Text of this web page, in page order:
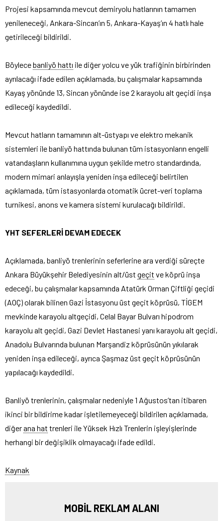
Projesi kapsamında mevcut demiryolu hatlarının tamamen
yenileneceği, Ankara-Sincan’ın 5, Ankara-Kayaş’ın 4 hatlı hale
getirileceği bildirildi.
Böylecebanliyö hattı ile diğer yolcu ve yük trafiğinin birbirinden
ayrılacağı ifade edilen açıklamada, bu çalışmalar kapsamında
Kayaş yönünde 13, Sincan yönünde ise 2 karayolu alt geçidi inşa
edileceği kaydedildi.
Mevcut hatların tamamının alt-üstyapı ve elektro mekanik
sistemleri ile banliyö hattında bulunan tüm istasyonların engelli
vatandaşların kullanımına uygun şekilde metro standardında,
modern mimari anlayışla yeniden inşa edileceği belirtilen
açıklamada, tüm istasyonlarda otomatik ücret-veri toplama
turnikesi, anons ve kamera sistemi kurulacağı bildirildi.
YHT SEFERLERİ DEVAM EDECEK
Açıklamada, banliyö trenlerinin seferlerine ara verdiği süreçte
Ankara Büyükşehir Belediyesinin alt/üst geçit ve köprü inşa
edeceği, bu çalışmalar kapsamında Atatürk Orman Çiftliği geçidi
(AOÇ) olarak bilinen Gazi İstasyonu üst geçit köprüsü, TİGEM
mevkinde karayolu altgeçidi, Celal Bayar Bulvarı hipodrom
karayolu alt geçidi, Gazi Devlet Hastanesi yanı karayolu alt geçidi,
Anadolu Bulvarında bulunan Marşandiz köprüsünün yıkılarak
yeniden inşa edileceği, ayrıca Şaşmaz üst geçit köprüsünün
yapılacağı kaydedildi.
Banliyö trenlerinin, çalışmalar nedeniyle 1 Ağustos’tan itibaren
ikinci bir bildirime kadar işletilemeyeceği bildirilen açıklamada,
diğerana hat trenleri ile Yüksek Hızlı Trenlerin işleyişlerinde
herhangi bir değişiklik olmayacağı ifade edildi.
Kaynak
MOBİL REKLAM ALANI